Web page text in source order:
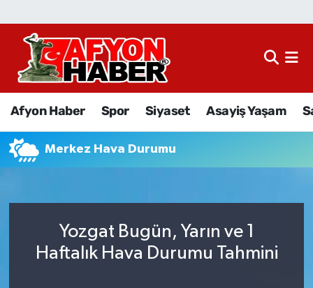
Afyon Haber Spor Siyaset Asayiş Yaşam
Merkez Hava Durumu
Yozgat Bugün, Yarın ve 1
Haftalık Hava Durumu Tahmini
Afyon Haber
Asayiş Yaşam
Eğitim